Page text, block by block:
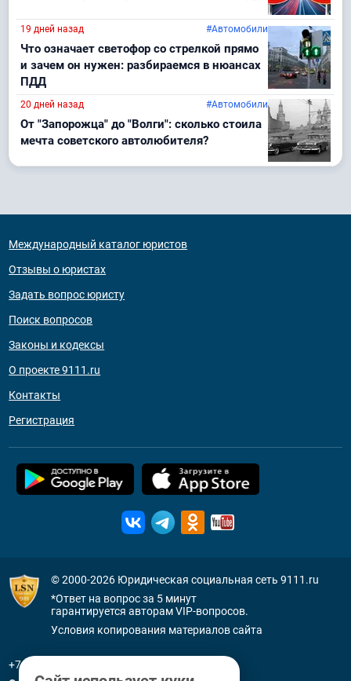
19 дней назад #Автомобили
Что означает светофор со стрелкой прямо
и зачем он нужен: разбираемся в нюансах
ПДД
20 дней назад #Автомобили
От "Запорожца" до "Волги": сколько стоила
мечта советского автолюбителя?
Международный каталог юристов
Отзывы о юристах
Задать вопрос юристу
Поиск вопросов
Законы и кодексы
О проекте 9111.ru
Контакты
Регистрация
© 2000-2026 Юридическая социальная сеть 9111.ru
*Ответ на вопрос за 5 минут
гарантируется авторам VIP-вопросов.
Условия копирования материалов сайта
+7 (800) 505-91-11